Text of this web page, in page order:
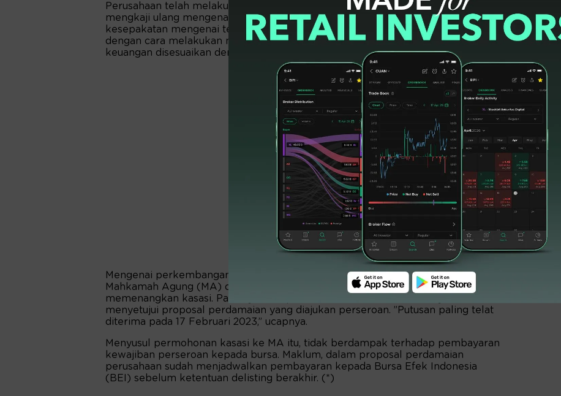
Perusahaan telah melakukan pendekatan kepada supplier-supplier, dan
mengkaji ulang mengenai kontrak Kerja sama terlebih khusus mengenai
kesepakatan mengenai termin pembayaran. Meningkatkan utilitas pabrik
dengan cara melakukan makloon dengan perusahaan lain. Membuat projection
keuangan disesuaikan dengan kemampuan pembayaran perusahaan.
Mengenai perkembangan pengajuan kasasi oleh RB Food Supply Indonesia ke
Mahkamah Agung (MA) dalam proses menunggu putusan. Perseroan optimistis
memenangkan kasasi. Pasalnya, 97,7 persen kreditur konkuren lainnya
menyetujui proposal perdamaian yang diajukan perseroan. ”Putusan paling telat
diterima pada 17 Februari 2023,” ucapnya.
Menyusul permohonan kasasi ke MA itu, tidak berdampak terhadap pembayaran
kewajiban perseroan kepada bursa. Maklum, dalam proposal perdamaian
perusahaan sudah menjadwalkan pembayaran kepada Bursa Efek Indonesia
(BEI) sebelum ketentuan delisting berakhir. (*)